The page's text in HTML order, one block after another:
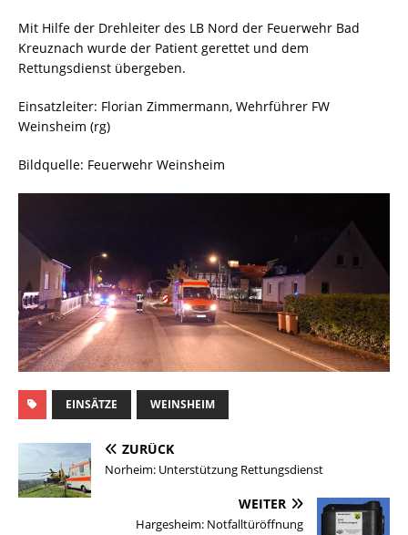
Mit Hilfe der Drehleiter des LB Nord der Feuerwehr Bad
Kreuznach wurde der Patient gerettet und dem
Rettungsdienst übergeben.
Einsatzleiter: Florian Zimmermann, Wehrführer FW
Weinsheim (rg)
Bildquelle: Feuerwehr Weinsheim
EINSÄTZE WEINSHEIM
ZURÜCK
Norheim: Unterstützung Rettungsdienst
WEITER
Hargesheim: Notfalltüröffnung